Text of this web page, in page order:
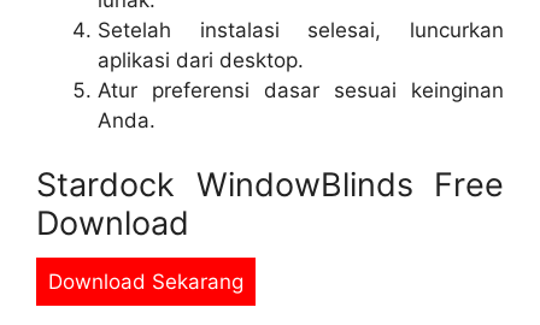
Setelah instalasi selesai, luncurkan
aplikasi dari desktop.
Atur preferensi dasar sesuai keinginan
Anda.
Stardock WindowBlinds Free
Download
Download Sekarang